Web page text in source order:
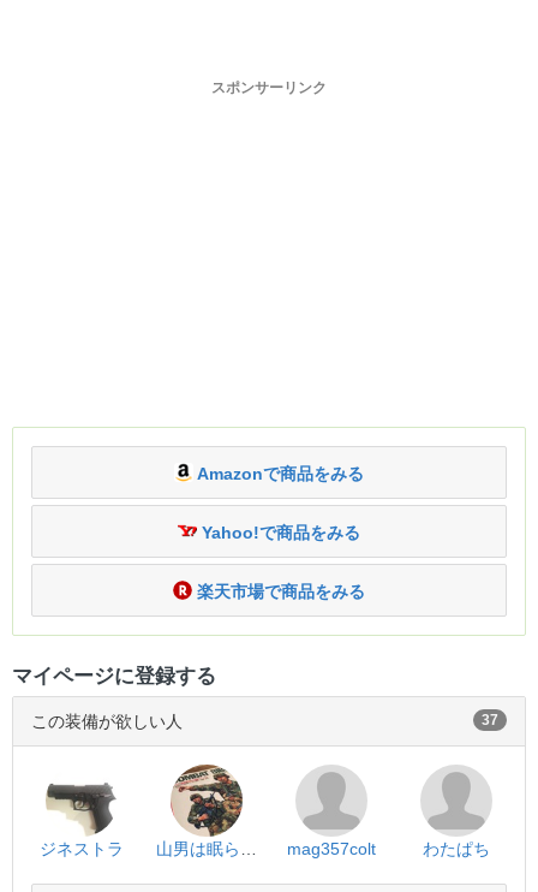
スポンサーリンク
Amazonで商品をみる
Yahoo!で商品をみる
楽天市場で商品をみる
マイページに登録する
この装備が欲しい人 37
ジネストラ 山男は眠らない mag357colt わたぱち